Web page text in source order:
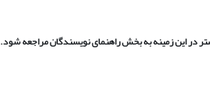
در این زمینه به بخش راهنمای نویسندگان مراجعه شود.